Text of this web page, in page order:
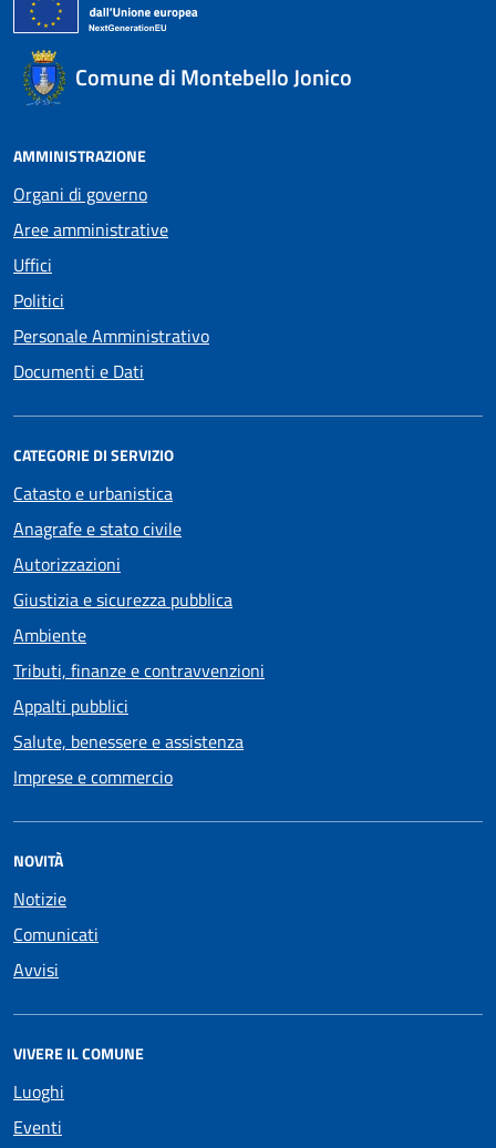
Comune di Montebello Jonico
AMMINISTRAZIONE
Organi di governo
Aree amministrative
Uffici
Politici
Personale Amministrativo
Documenti e Dati
CATEGORIE DI SERVIZIO
Catasto e urbanistica
Anagrafe e stato civile
Autorizzazioni
Giustizia e sicurezza pubblica
Ambiente
Tributi, finanze e contravvenzioni
Appalti pubblici
Salute, benessere e assistenza
Imprese e commercio
NOVITÀ
Notizie
Comunicati
Avvisi
VIVERE IL COMUNE
Luoghi
Eventi